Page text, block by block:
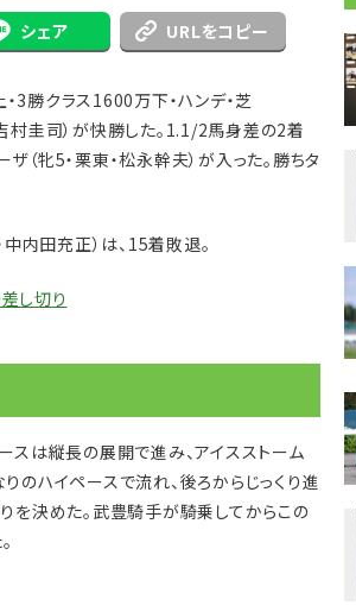
シェア URLをコピー
3勝クラス1600万下・ハンデ・芝
村圭司）が快勝した。1.1/2馬身差の2着
（牝5・栗東・松永幹夫）が入った。勝ちタ
内田充正）は、15着敗退。
し切り
は縦長の展開で進み、アイスストーム
のハイペースで流れ、後ろからじっくり進
を決めた。武豊騎手が騎乗してからこの